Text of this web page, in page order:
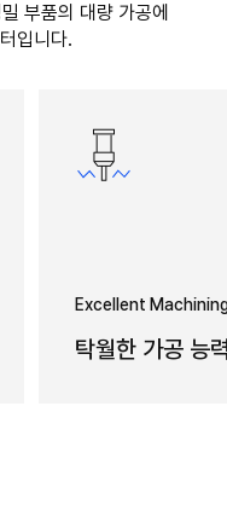
부품의 대량 가공에
입니다.
Excellent
탁월한 가공 능